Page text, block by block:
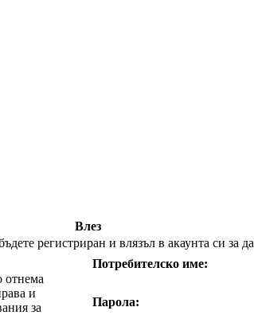
Влез
регистриран и влязъл в акаунта си за
отнема
и
за
Потребителско име:
Парола: